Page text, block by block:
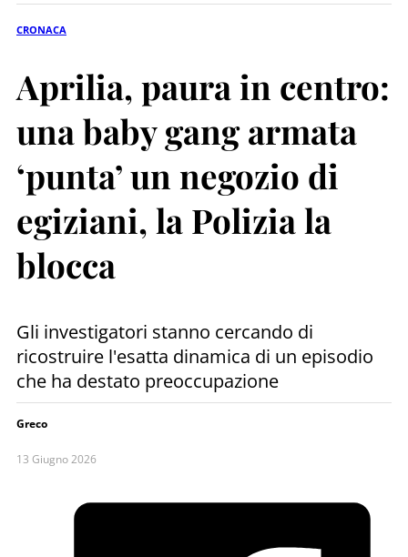
CRONACA
Aprilia, paura in centro:
una baby gang armata
‘punta’ un negozio di
egiziani, la Polizia la
blocca
Gli investigatori stanno cercando di
ricostruire l'esatta dinamica di un episodio
che ha destato preoccupazione
Greco
13 Giugno 2026